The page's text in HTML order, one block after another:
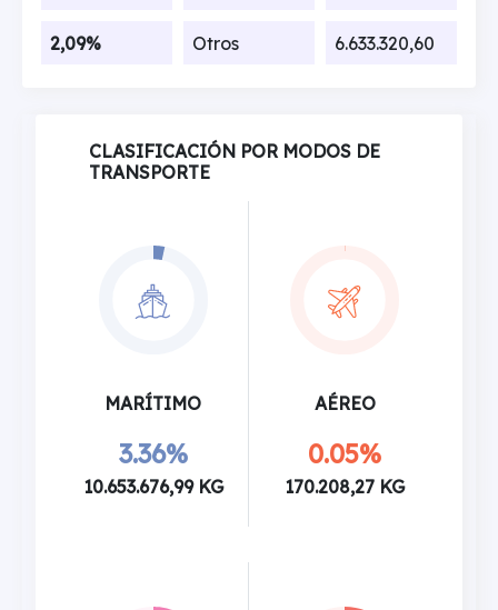
2,09% Otros 6.633.320,60
CLASIFICACIÓN POR MODOS DE
TRANSPORTE
MARÍTIMO
3.36%
10.653.676,99 KG
AÉREO
0.05%
170.208,27 KG